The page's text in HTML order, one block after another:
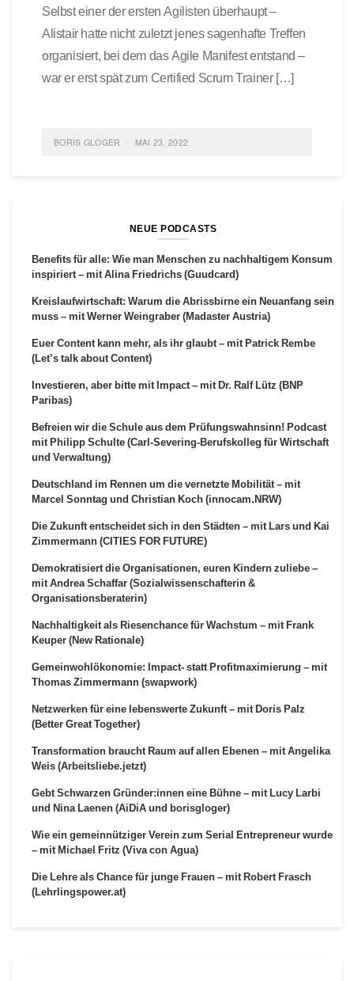
Selbst einer der ersten Agilisten überhaupt –
Alistair hatte nicht zuletzt jenes sagenhafte Treffen
organisiert, bei dem das Agile Manifest entstand –
war er erst spät zum Certified Scrum Trainer […]
BORIS GLOGER MAI 23, 2022
VERÄNDERUNG; SHU, HA,RI0 COMMENTS
NEUE PODCASTS
Benefits für alle: Wie man Menschen zu nachhaltigem Konsum
inspiriert – mit Alina Friedrichs (Guudcard)
Kreislaufwirtschaft: Warum die Abrissbirne ein Neuanfang sein
muss – mit Werner Weingraber (Madaster Austria)
Euer Content kann mehr, als ihr glaubt – mit Patrick Rembe
(Let’s talk about Content)
Investieren, aber bitte mit Impact – mit Dr. Ralf Lütz (BNP
Paribas)
Befreien wir die Schule aus dem Prüfungswahnsinn! Podcast
mit Philipp Schulte (Carl-Severing-Berufskolleg für Wirtschaft
und Verwaltung)
Deutschland im Rennen um die vernetzte Mobilität – mit
Marcel Sonntag und Christian Koch (innocam.NRW)
Die Zukunft entscheidet sich in den Städten – mit Lars und Kai
Zimmermann (CITIES FOR FUTURE)
Demokratisiert die Organisationen, euren Kindern zuliebe –
mit Andrea Schaffar (Sozialwissenschafterin &
Organisationsberaterin)
Nachhaltigkeit als Riesenchance für Wachstum – mit Frank
Keuper (New Rationale)
Gemeinwohlökonomie: Impact- statt Profitmaximierung – mit
Thomas Zimmermann (swapwork)
Netzwerken für eine lebenswerte Zukunft – mit Doris Palz
(Better Great Together)
Transformation braucht Raum auf allen Ebenen – mit Angelika
Weis (Arbeitsliebe.jetzt)
Gebt Schwarzen Gründer:innen eine Bühne – mit Lucy Larbi
und Nina Laenen (AiDiA und borisgloger)
Wie ein gemeinnütziger Verein zum Serial Entrepreneur wurde
– mit Michael Fritz (Viva con Agua)
Die Lehre als Chance für junge Frauen – mit Robert Frasch
(Lehrlingspower.at)